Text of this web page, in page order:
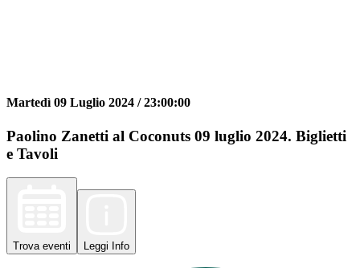
Martedì 09 Luglio 2024 /23:00:00
Paolino Zanetti al Coconuts 09 luglio 2024. Biglietti
e Tavoli
Trova eventi Leggi Info